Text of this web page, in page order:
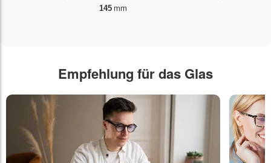
145 mm
Empfehlung für das Glas